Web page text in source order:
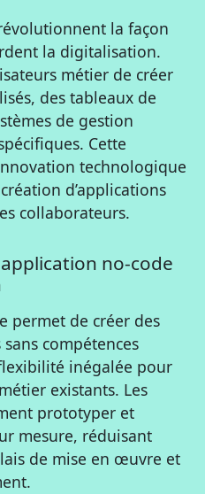
la façon
la digitalisation.
métier de créer
des tableaux de
de gestion
Cette
technologique
d’applications
collaborateurs.
no-code
permet de créer des
compétences
inégalée pour
existants. Les
prototyper et
mesure, réduisant
de mise en œuvre et